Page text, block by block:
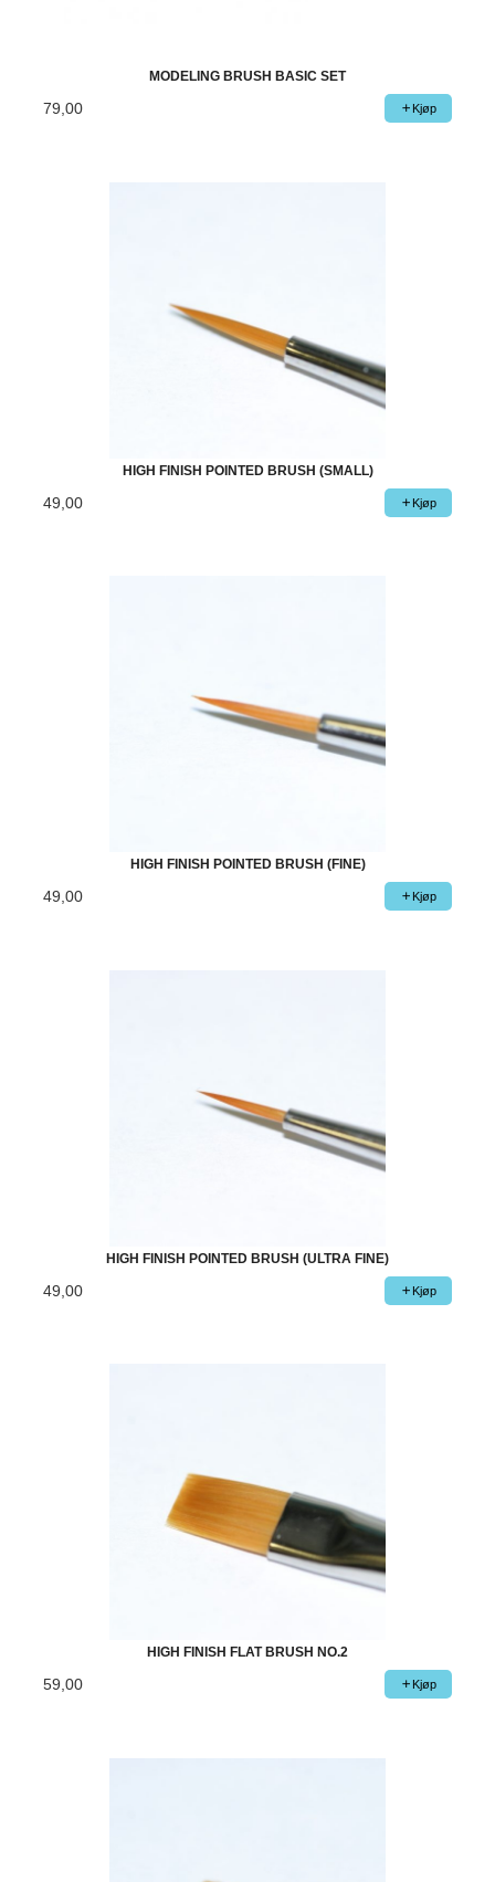
MODELING BRUSH BASIC SET
79,00 Kjøp
HIGH FINISH POINTED BRUSH (SMALL)
49,00 Kjøp
HIGH FINISH POINTED BRUSH (FINE)
49,00 Kjøp
HIGH FINISH POINTED BRUSH (ULTRA FINE)
49,00 Kjøp
HIGH FINISH FLAT BRUSH NO.2
59,00 Kjøp